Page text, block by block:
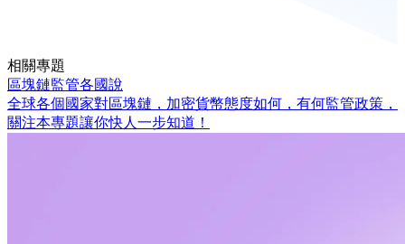
相關專題
區塊鏈監管各國說
全球各個國家對區塊鏈，加密貨幣態度如何，有何監管政策，
關注本專題讓你快人一步知道！